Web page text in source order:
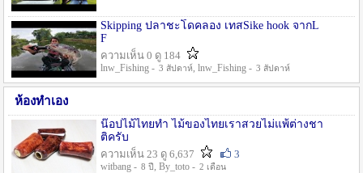
Skipping ปลาชะโดคลอง เทสSike hook จากL
F
ความเห็น 0 ดู 184
lnw_Fishing - 3 สัปดาห์, lnw_Fishing - 3 สัปดาห์
ห้องทำเอง
น๊อปไม้ไทยทำ ไม้ของไทยเราสวยไม่แพ้ต่างชา
ติครับ
ความเห็น 23 ดู 6,637
3
witbang - 8 ปี , By_toto - 2 เดือน